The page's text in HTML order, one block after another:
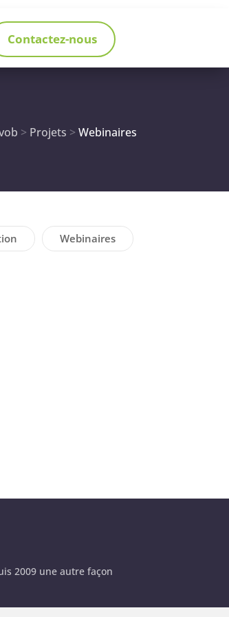
Contactez-nous
> Projets > Webinaires
Webinaires
2009 une autre façon